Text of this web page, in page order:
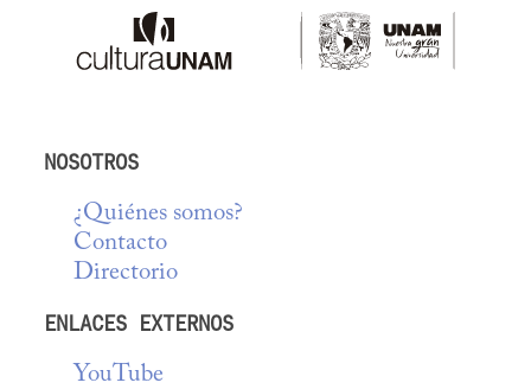
NOSOTROS
¿Quiénes somos?
Contacto
Directorio
ENLACES EXTERNOS
YouTube